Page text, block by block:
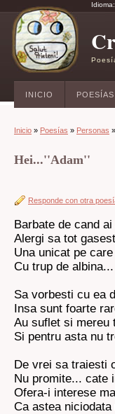
Idioma:
INICIO POESÍAS
Inicio » Poesías » Personas
Hei...''Adam''
Responde con otra
Barbate de cand
Alergi sa tot
Una unicat pe
Cu trup de
Sa vorbesti cu ea
Insa sunt foarte
Au suflet si mereu
Si pentru asta nu
De vrei sa traiesti
Nu promite... cate
Ofera-i interese
Ca astea